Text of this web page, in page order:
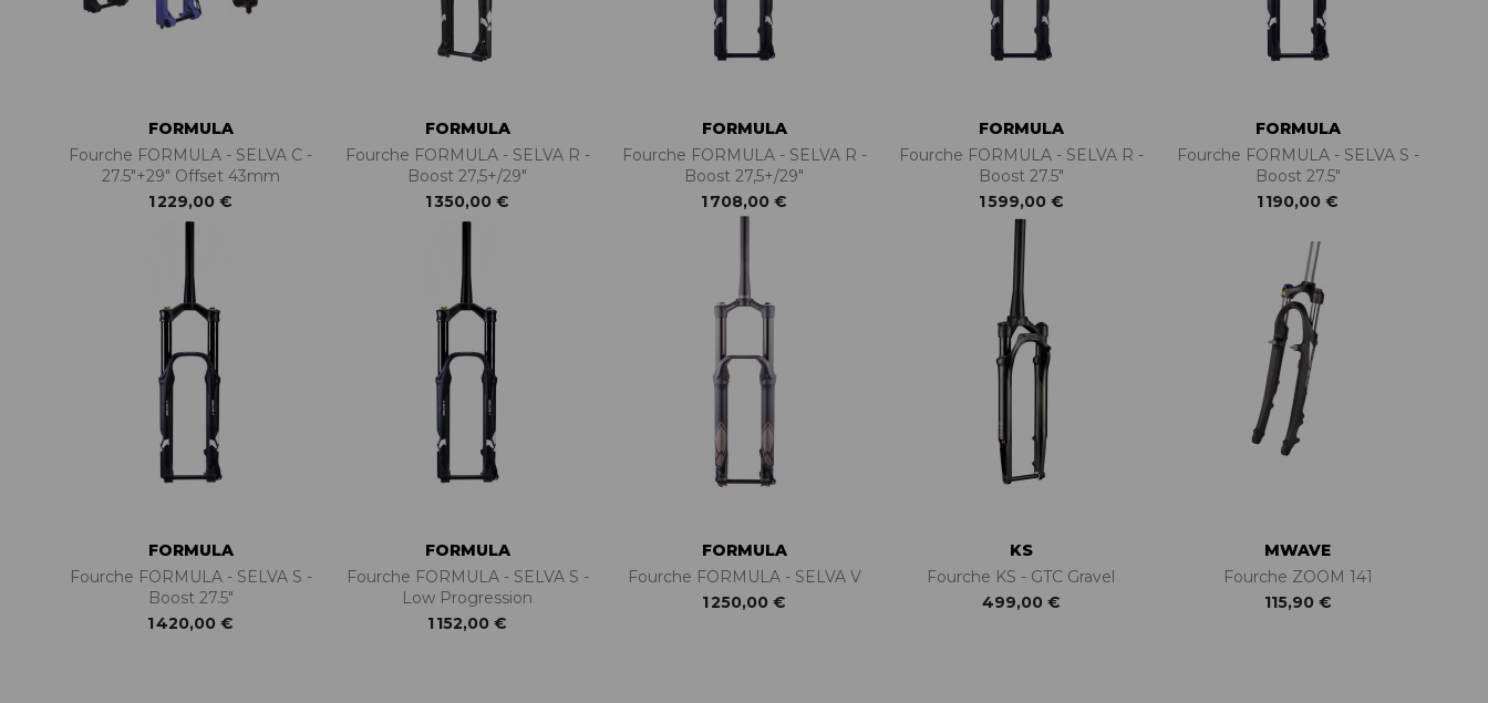
FORMULA
Fourche FORMULA - SELVA C -
27.5"+29" Offset 43mm
1 229,00 €
FORMULA
Fourche FORMULA - SELVA R -
Boost 27,5+/29"
1 350,00 €
FORMULA
Fourche FORMULA - SELVA R -
Boost 27,5+/29"
1 708,00 €
FORMULA
Fourche FORMULA - SELVA R -
Boost 27.5"
1 599,00 €
FORMULA
Fourche FORMULA - SELVA S -
Boost 27.5"
1 190,00 €
FORMULA
Fourche FORMULA - SELVA S -
Boost 27.5"
1 420,00 €
FORMULA
Fourche FORMULA - SELVA S -
Low Progression
1 152,00 €
FORMULA
Fourche FORMULA - SELVA V
1 250,00 €
KS
Fourche KS - GTC Gravel
499,00 €
MWAVE
Fourche ZOOM 141
115,90 €